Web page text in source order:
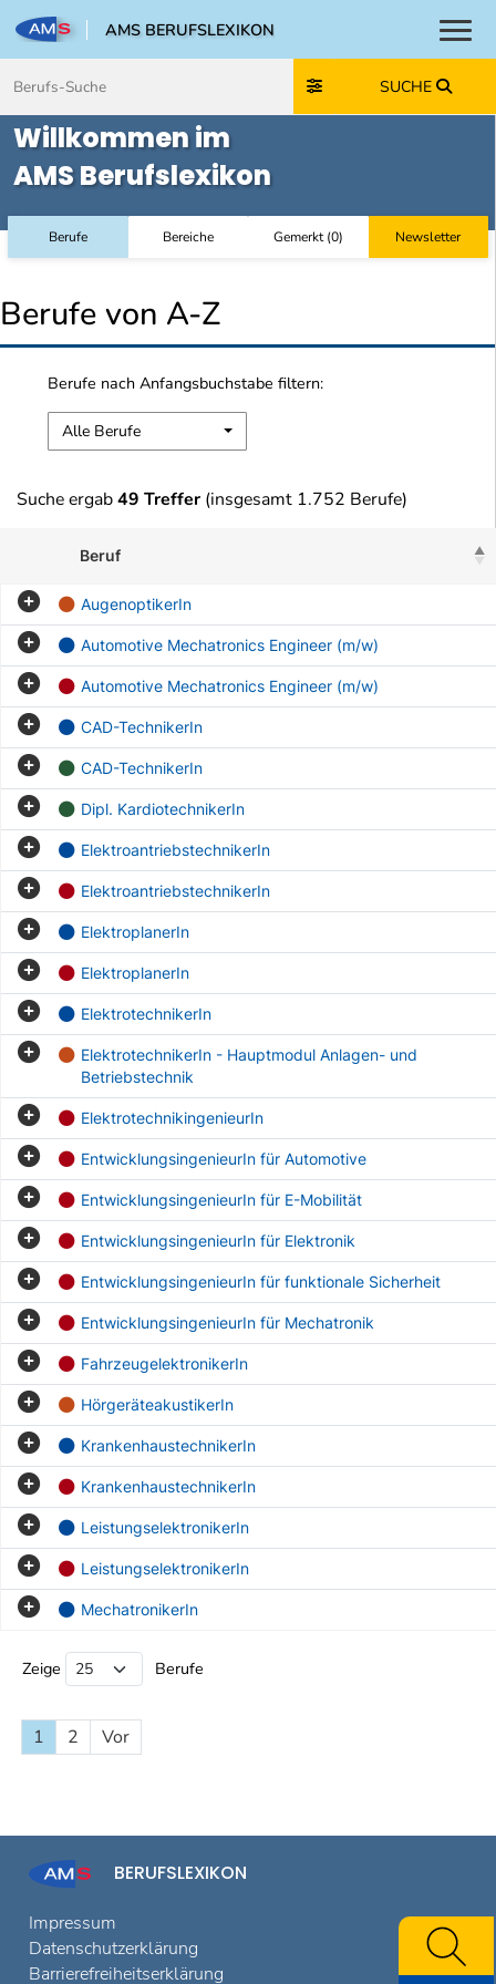
AMS BERUFSLEXIKON
SUCHE
Willkommen im
AMS Berufslexikon
Berufe Bereiche Gemerkt(0) Newsletter
Berufe von A-Z
Berufe nach Anfangsbuchstabe filtern:
Alle Berufe
Suche ergab49 Treffer (insgesamt 1.752 Berufe)
Beruf
AugenoptikerIn
Automotive Mechatronics Engineer (m/w)
Automotive Mechatronics Engineer (m/w)
CAD-TechnikerIn
CAD-TechnikerIn
Dipl. KardiotechnikerIn
ElektroantriebstechnikerIn
ElektroantriebstechnikerIn
ElektroplanerIn
ElektroplanerIn
ElektrotechnikerIn
ElektrotechnikerIn - Hauptmodul Anlagen- und
Betriebstechnik
ElektrotechnikingenieurIn
EntwicklungsingenieurIn für Automotive
EntwicklungsingenieurIn für E-Mobilität
EntwicklungsingenieurIn für Elektronik
EntwicklungsingenieurIn für funktionale Sicherheit
EntwicklungsingenieurIn für Mechatronik
FahrzeugelektronikerIn
HörgeräteakustikerIn
KrankenhaustechnikerIn
KrankenhaustechnikerIn
LeistungselektronikerIn
LeistungselektronikerIn
MechatronikerIn
Zeige Berufe
1 2 Vor
BERUFSLEXIKON
Impressum
Datenschutzerklärung
Barrierefreiheitserklärung